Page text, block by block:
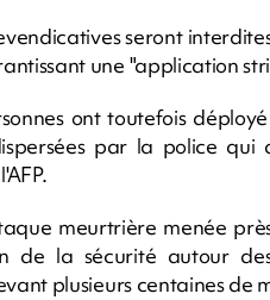
seront
une "application
ont toutefois
par la police
meurtrière menée
de la sécurité autour
plusieurs centaines de